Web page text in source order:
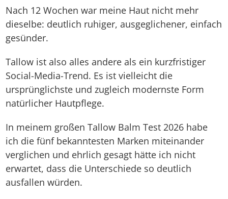
Nach 12 Wochen war meine Haut nicht mehr
dieselbe: deutlich ruhiger, ausgeglichener, einfach
gesünder.
Tallow ist also alles andere als ein kurzfristiger
Social-Media-Trend. Es ist vielleicht die
ursprünglichste und zugleich modernste Form
natürlicher Hautpflege.
In meinem großen Tallow Balm Test 2026 habe
ich die fünf bekanntesten Marken miteinander
verglichen und ehrlich gesagt hätte ich nicht
erwartet, dass die Unterschiede so deutlich
ausfallen würden.